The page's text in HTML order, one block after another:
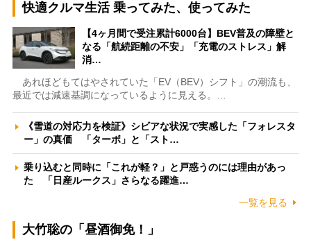
快適クルマ生活 乗ってみた、使ってみた
【4ヶ月間で受注累計6000台】BEV普及の障壁と
なる「航続距離の不安」「充電のストレス」解
消…
あれほどもてはやされていた「EV（BEV）シフト」の潮流も、
最近では減速基調になっているように見える。…
《雪道の対応力を検証》シビアな状況で実感した「フォレスタ
ー」の真価 「ターボ」と「スト…
乗り込むと同時に「これが軽？」と戸惑うのには理由があっ
た 「日産ルークス」さらなる躍進…
一覧を見る
大竹聡の「昼酒御免！」